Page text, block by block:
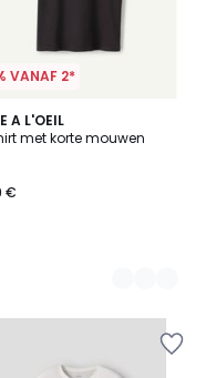
VANAF 2*
A L'OEIL
met korte mouwen
€